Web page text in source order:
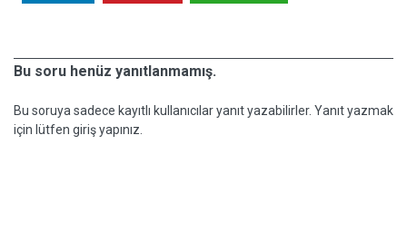
Bu soru henüz yanıtlanmamış.
Bu soruya sadece kayıtlı kullanıcılar yanıt yazabilirler. Yanıt yazmak
için lütfen giriş yapınız.